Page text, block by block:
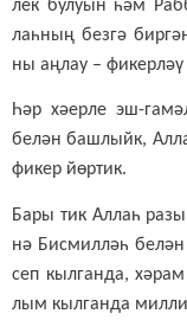
лек бу­лу­ын һәм
лаһ­ның без­гә
ны аң­лау – фи­кер­ләү
Һәр хә­ер­ле эш-
бе­лән баш­лыйк,
фи­кер йөр­тик.
Ба­ры тик Ал­лаһ
нә Бис­мил­ләһ
сеп кыл­ган­да,
лым кыл­ган­да